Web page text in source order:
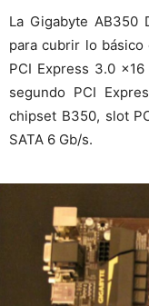
La Gigabyte AB350
para cubrir lo
PCI Express 3.0
segundo PCI
chipset B350, slot
SATA 6 Gb/s.